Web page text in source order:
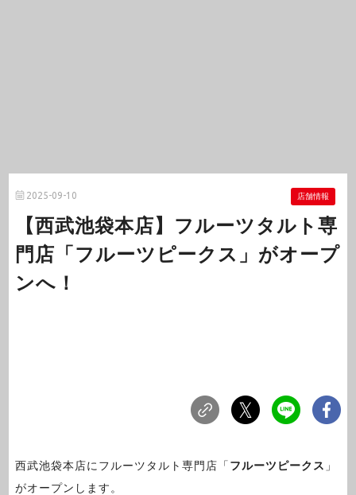
2025-09-10 店舗情報
【西武池袋本店】フルーツタルト専
門店「フルーツピークス」がオープ
ンへ！
西武池袋本店にフルーツタルト専門店「フルーツピークス 」
がオープンします。